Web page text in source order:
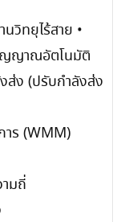
นวิทยุไร้สาย •
ญญาณอัตโนมัติ
ส่ง (ปรับกำลังส่ง
ร (WMM)
มถี่